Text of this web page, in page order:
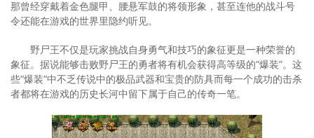
那曾经穿戴着金色腿甲、腰悬军鼓的将领形象，甚至连他的战斗号
令还能在游戏的世界里隐约听见。
野尸王不仅是玩家挑战自身勇气和技巧的象征更是一种荣誉的
象征。据说能够击败野尸王的勇者将有机会获得高等级的“爆装”。这
些“爆装”中不乏传说中的极品武器和宝贵的防具而每一个成功的击杀
者都将在游戏的历史长河中留下属于自己的传奇一笔。